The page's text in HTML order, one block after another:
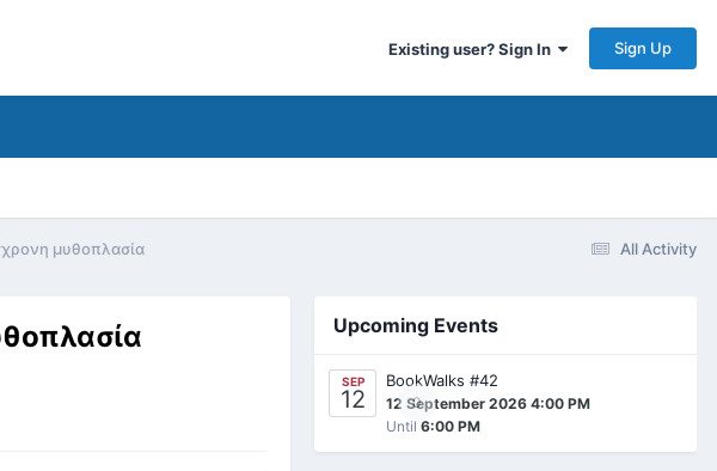
Existing user? Sign In Sign Up
All Activity
μυθοπλασία
Upcoming Events
SEP
12 0
BookWalks #42
12 September 2026 4:00 PM
Until 6:00 PM